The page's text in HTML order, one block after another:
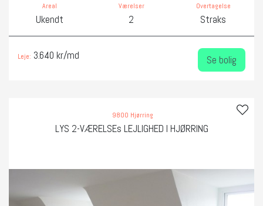
Areal
Ukendt
Værelser
2
Overtagelse
Straks
Leje: 3.640 kr/md Se bolig
9800 Hjørring
LYS 2-VÆRELSEs LEJLIGHED I HJØRRING